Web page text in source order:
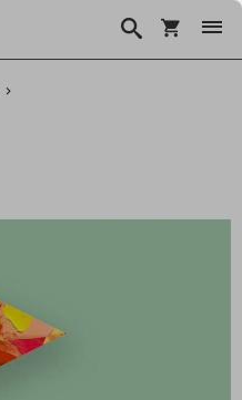
Košarica
Traži